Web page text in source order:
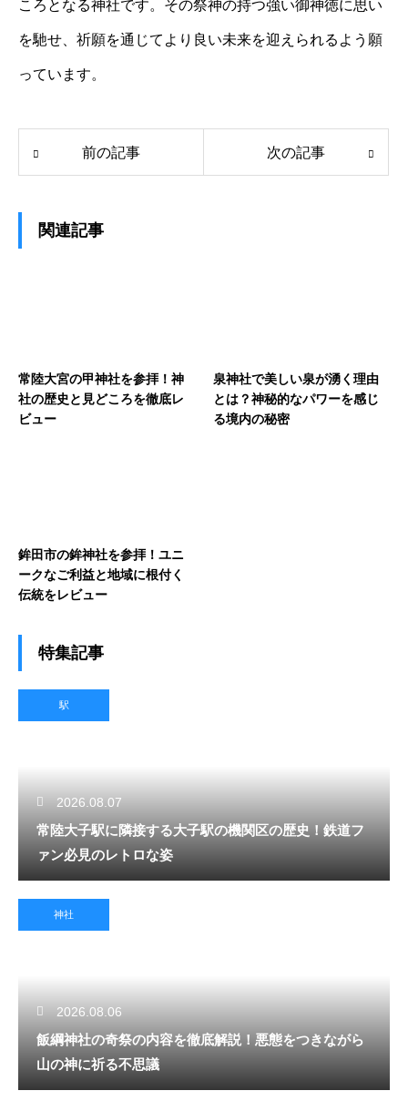
ころとなる神社です。その祭神の持つ強い御神徳に思い
を馳せ、祈願を通じてより良い未来を迎えられるよう願
っています。
前の記事 次の記事
関連記事
常陸大宮の甲神社を参拝！神
社の歴史と見どころを徹底レ
ビュー
泉神社で美しい泉が湧く理由
とは？神秘的なパワーを感じ
る境内の秘密
鉾田市の鉾神社を参拝！ユニ
ークなご利益と地域に根付く
伝統をレビュー
特集記事
駅
2026.08.07
常陸大子駅に隣接する大子駅の機関区の歴史！鉄道フ
ァン必見のレトロな姿
神社
2026.08.06
飯綱神社の奇祭の内容を徹底解説！悪態をつきながら
山の神に祈る不思議